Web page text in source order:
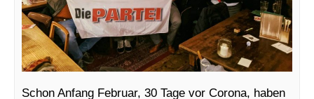
Schon Anfang Februar, 30 Tage vor Corona, haben